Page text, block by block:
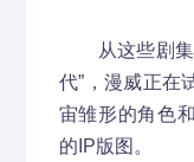
从这些剧集
代”，漫威正在
宙雏形的角色
的IP版图。